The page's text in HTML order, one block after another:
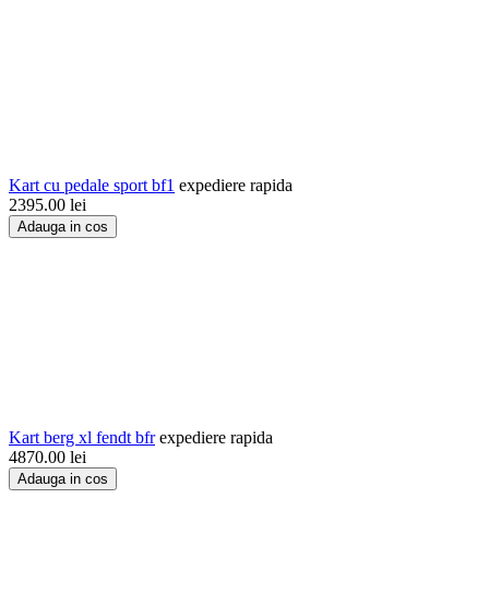
Kart cu pedale sport bf1 expediere rapida
2395.00 lei
Adauga in cos
Kart berg xl fendt bfr expediere rapida
4870.00 lei
Adauga in cos